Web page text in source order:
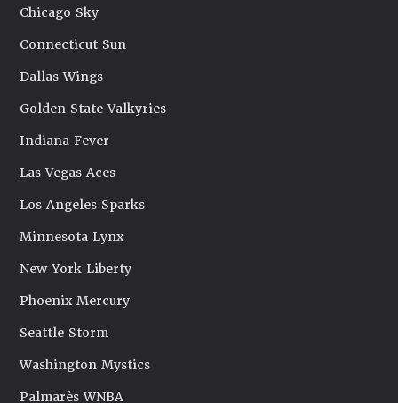
Chicago Sky
Connecticut Sun
Dallas Wings
Golden State Valkyries
Indiana Fever
Las Vegas Aces
Los Angeles Sparks
Minnesota Lynx
New York Liberty
Phoenix Mercury
Seattle Storm
Washington Mystics
Palmarès WNBA